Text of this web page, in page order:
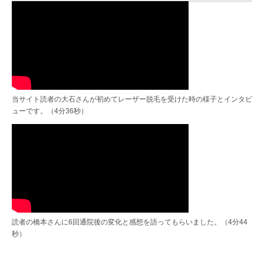
当サイト読者の大石さんが初めてレーザー脱毛を受けた時の様子とインタビ
ューです。（4分36秒）
読者の橋本さんに6回通院後の変化と感想を語ってもらいました。（4分44
秒）